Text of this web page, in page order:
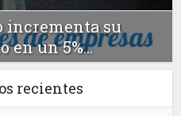
incrementa su
en un 5%...
recientes